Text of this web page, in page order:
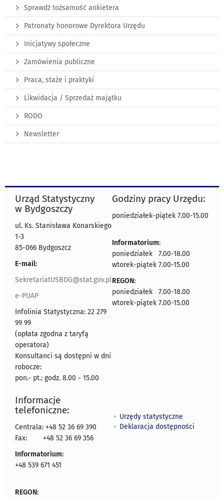
Sprawdź tożsamość ankietera
Patronaty honorowe Dyrektora Urzędu
Inicjatywy społeczne
Zamówienia publiczne
Praca, staże i praktyki
Likwidacja / Sprzedaż majątku
RODO
Newsletter
Urząd Statystyczny
w Bydgoszczy
ul. Ks. Stanisława Konarskiego
1-3
85-066 Bydgoszcz
E-mail:
SekretariatUSBDG@stat.gov.pl
e-PUAP
Infolinia Statystyczna: 22 279
99 99
(opłata zgodna z taryfą
operatora)
Konsultanci są dostępni w dni
robocze:
pon.- pt.: godz. 8.00 - 15.00
Godziny pracy Urzędu:
poniedziałek-piątek 7.00-15.00
Informatorium:
poniedziałek 7.00-18.00
wtorek-piątek 7.00-15.00
REGON:
poniedziałek 7.00-18.00
wtorek-piątek 7.00-15.00
Informacje
telefoniczne:
Centrala: +48 52 36 69 390
Fax:
+48 52 36 69 356
Informatorium:
+48 539 671 451
REGON:
Urzędy statystyczne
Deklaracja dostępności